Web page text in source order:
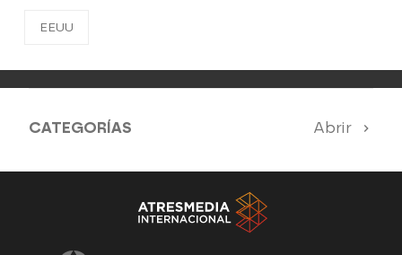
EEUU
CATEGORÍAS Abrir
Antena 3 Noticias El Hormiguero
Tu cara me suena Pasapalabra